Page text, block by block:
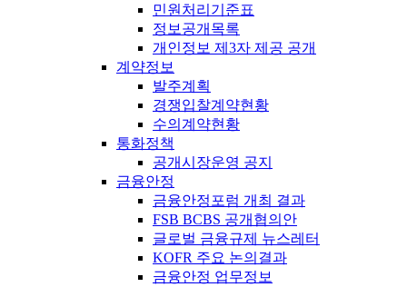
민원처리기준표
정보공개목록
개인정보 제3자 제공 공개
계약정보
발주계획
경쟁입찰계약현황
수의계약현황
통화정책
공개시장운영 공지
금융안정
금융안정포럼 개최 결과
FSB BCBS 공개협의안
글로벌 금융규제 뉴스레터
KOFR 주요 논의결과
금융안정 업무정보